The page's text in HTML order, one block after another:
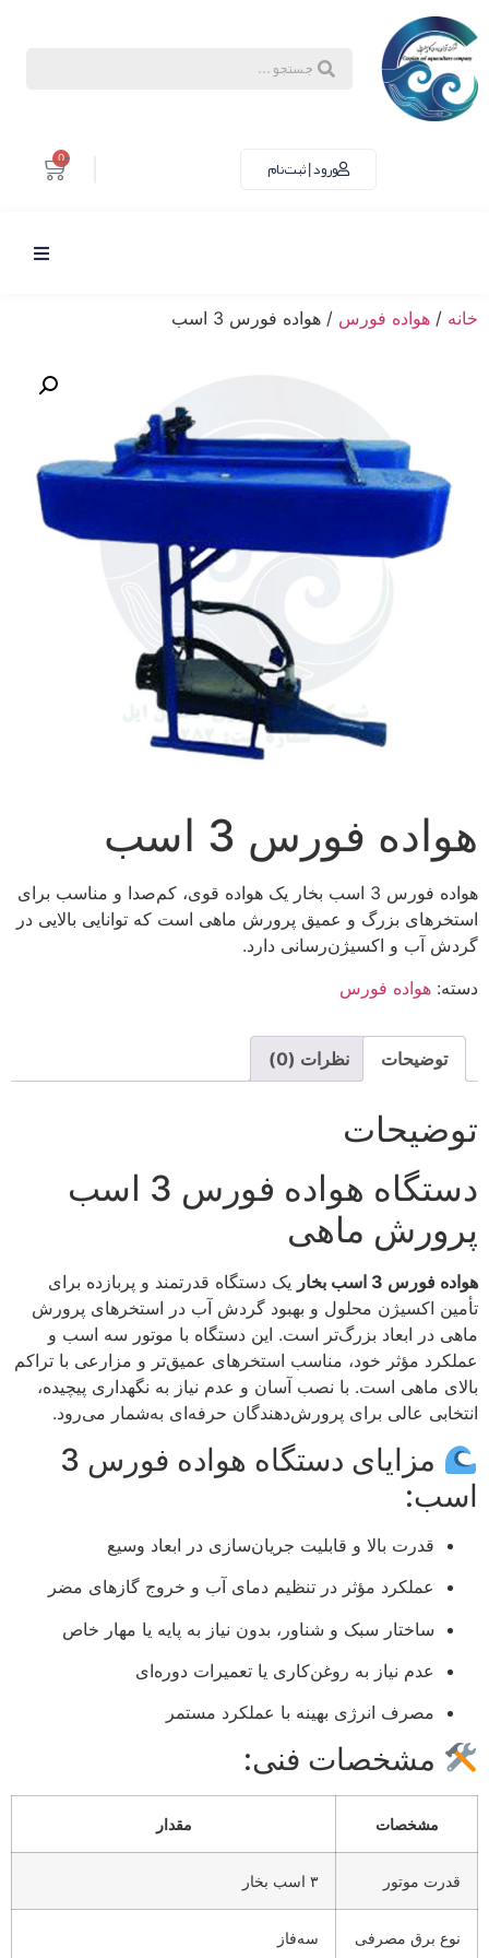
ورود | ثبت‌نام 0
خانه / هواده فورس / هواده فورس 3 اسب
هواده فورس 3 اسب
هواده فورس 3 اسب بخار یک هواده قوی، کم‌صدا و مناسب برای
استخرهای بزرگ و عمیق پرورش ماهی است که توانایی بالایی در
گردش آب و اکسیژن‌رسانی دارد.
دسته: هواده فورس
توضیحات نظرات (0)
توضیحات
دستگاه هواده فورس 3 اسب
پرورش ماهی
هواده فورس 3 اسب بخار
یک دستگاه قدرتمند و پربازده برای
تأمین اکسیژن محلول و بهبود گردش آب در استخرهای پرورش
ماهی در ابعاد بزرگ‌تر است. این دستگاه با موتور سه اسب و
عملکرد مؤثر خود، مناسب استخرهای عمیق‌تر و مزارعی با تراکم
بالای ماهی است. با نصب آسان و عدم نیاز به نگهداری پیچیده،
انتخابی عالی برای پرورش‌دهندگان حرفه‌ای به‌شمار می‌رود.
مزایای دستگاه هواده فورس 3
اسب:
قدرت بالا و قابلیت جریان‌سازی در ابعاد وسیع
عملکرد مؤثر در تنظیم دمای آب و خروج گازهای مضر
ساختار سبک و شناور، بدون نیاز به پایه یا مهار خاص
عدم نیاز به روغن‌کاری یا تعمیرات دوره‌ای
مصرف انرژی بهینه با عملکرد مستمر
مشخصات فنی:
مشخصات مقدار
قدرت موتور ۳ اسب بخار
نوع برق مصرفی سه‌فاز